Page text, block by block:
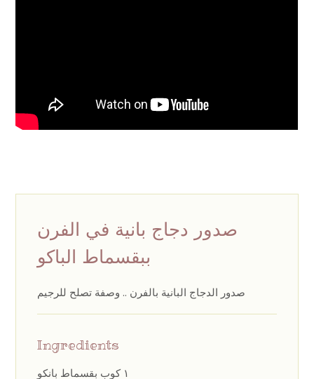
صدور دجاج بانية في الفرن
ببقسماط الباكو
صدور الدجاج البانية بالفرن .. وصفة تصلح للرجيم
Ingredients
١ كوب بقسماط بانكو